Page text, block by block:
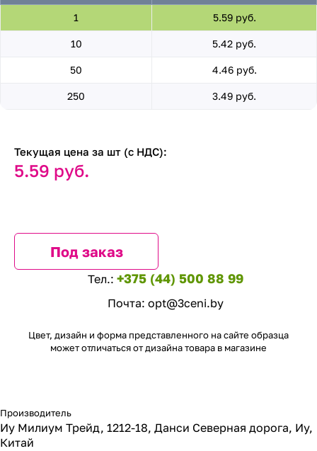
1 5.59 руб.
10 5.42 руб.
50 4.46 руб.
250 3.49 руб.
Текущая цена за шт (с НДС):
5.59 руб.
Под заказ
Тел.: +375 (44) 500 88 99
Почта: opt@3ceni.by
Цвет, дизайн и форма представленного на сайте образца
может отличаться от дизайна товара в магазине
Производитель
Иу Милиум Трейд, 1212-18, Данси Северная дорога, Иу,
Китай